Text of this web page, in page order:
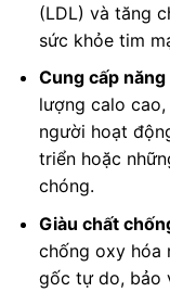
(LDL) và tăng
sức khỏe tim
Cung cấp
lượng calo
người hoạt
triển hoặc
chóng.
Giàu chất
chống oxy hóa
gốc tự do, bảo